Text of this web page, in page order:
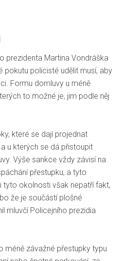
prezidenta Martina Vondráška
pokutu policisté udělit musí, aby
Formu domluvy u méně
to možné je, jim podle něj
které se dají projednat
u kterých se dá přistoupit
Výše sankce vždy závisí na
přestupku, a tyto
tyto okolnosti však nepatří fakt,
že je součástí plošné
mluvčí Policejního prezidia
méně závažné přestupky typu